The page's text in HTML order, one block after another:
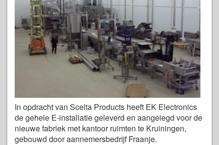
In opdracht van Scelta Products heeft EK Electronics
de gehele E-installatie geleverd en aangelegd voor de
nieuwe fabriek met kantoor ruimten te Kruiningen,
gebouwd door aannemersbedrijf Fraanje.